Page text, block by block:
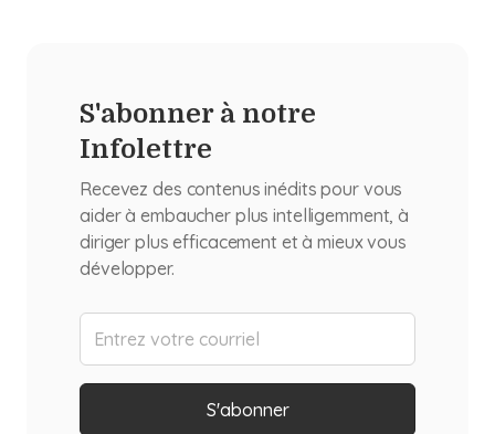
S'abonner à notre
Infolettre
Recevez des contenus inédits pour vous
aider à embaucher plus intelligemment, à
diriger plus efficacement et à mieux vous
développer.